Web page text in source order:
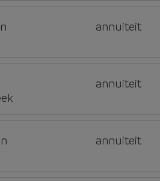
annuiteit
annuiteit
annuiteit